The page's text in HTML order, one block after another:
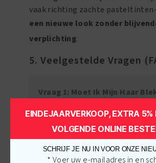
vaak richting zachte
een nieuwe look zonder
verplichting.
5. Veelgestelde Vragen
Vraag 1: Moet Ik Mijn Haar
EINDEJAARVERKOOP, EXTRA 5%
VOLGENDE ONLINE
SCHRIJF JE NU IN VOOR ONZE
* Voer uw e-mailadres in en